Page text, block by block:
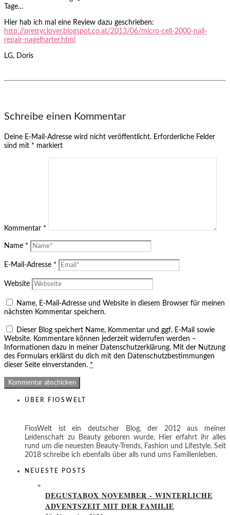
Tage…
Hier hab ich mal eine Review dazu geschrieben:
http://prettyclover.blogspot.co.at/2013/06/micro-cell-2000-nail-
repair-nagelharter.html
LG, Doris
Schreibe einen Kommentar
Deine E-Mail-Adresse wird nicht veröffentlicht. Erforderliche Felder
sind mit * markiert
Kommentar *
Name *
E-Mail-Adresse *
Website
Name, E-Mail-Adresse und Website in diesem Browser für meinen
nächsten Kommentar speichern.
Dieser Blog speichert Name, Kommentar und ggf. E-Mail sowie
Website. Kommentare können jederzeit widerrufen werden –
Informationen dazu in meiner Datenschutzerklärung. Mit der Nutzung
des Formulars erklärst du dich mit den Datenschutzbestimmungen
dieser Seite einverstanden. *
ÜBER FIOSWELT
FiosWelt ist ein deutscher Blog, der 2012 aus meiner
Leidenschaft zu Beauty geboren wurde. Hier erfahrt ihr alles
rund um die neuesten Beauty-Trends, Fashion und Lifestyle. Seit
2018 schreibe ich ebenfalls über alls rund ums Familienleben.
NEUESTE POSTS
DEGUSTABOX NOVEMBER - WINTERLICHE
ADVENTSZEIT MIT DER FAMILIE